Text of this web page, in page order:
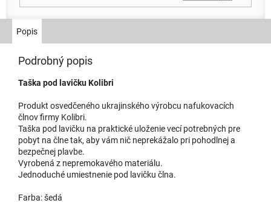
Popis
Podrobný popis
Taška pod lavičku Kolibri
Produkt osvedčeného ukrajinského výrobcu nafukovacích
člnov firmy Kolibri.
Taška pod lavičku na praktické uloženie vecí potrebných pre
pobyt na člne tak, aby vám nič neprekážalo pri pohodlnej a
bezpečnej plavbe.
Vyrobená z nepremokavého materiálu.
Jednoduché umiestnenie pod lavičku člna.
Farba: šedá